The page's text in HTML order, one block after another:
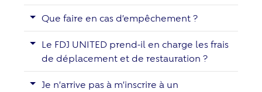
Que faire en cas d’empêchement ?
Le FDJ UNITED prend-il en charge les frais
de déplacement et de restauration ?
Je n’arrive pas à m’inscrire à un